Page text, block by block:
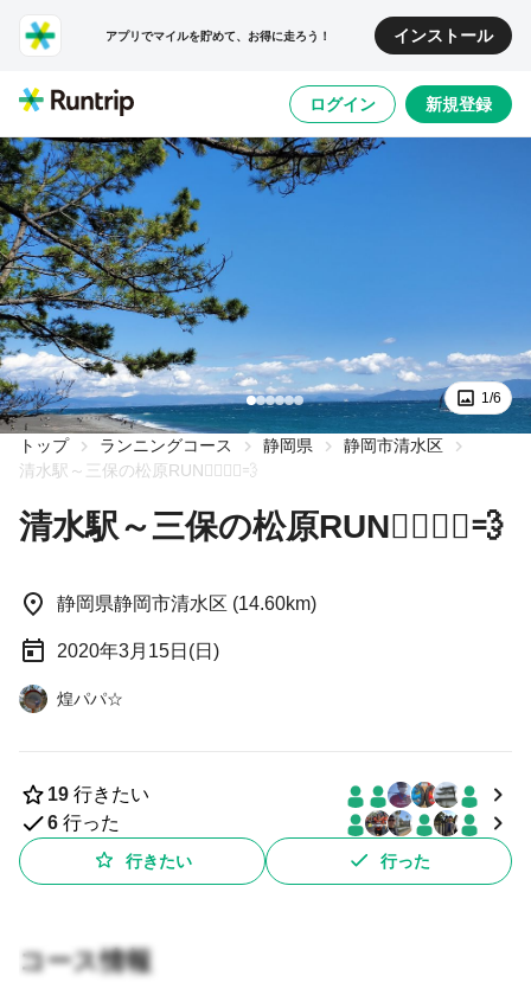
アプリでマイルを貯めて、お得に走ろう！ インストール
ログイン 新規登録
1/6
トップ ランニングコース 静岡県
静岡市清水区
清水駅～三保の松原RUN🏃‍♂️🏃‍♀️💨
清水駅～三保の松原RUN🏃‍♂️🏃‍♀️💨
静岡県静岡市清水区 (14.60km)
2020年3月15日(日)
煌パパ☆
19 行きたい
6 行った
行きたい 行った
コース情報